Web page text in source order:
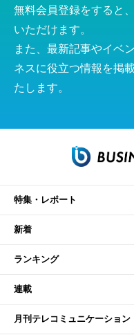
無料会員登録をすると
いただけます。
また、最新記事やイベ
ネスに役立つ情報を掲
たします。
特集・レポート
新着
ランキング
連載
月刊テレコミュニケーション